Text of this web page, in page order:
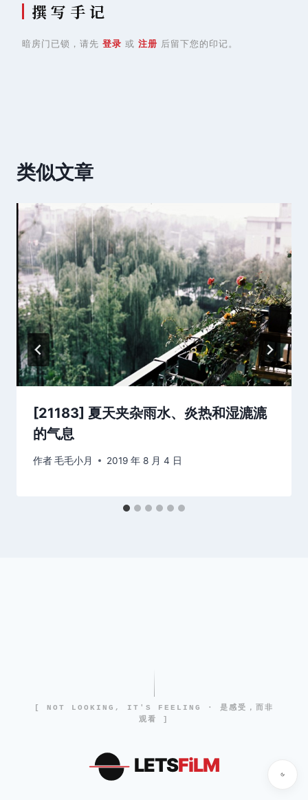
撰 写 手 记
暗房门已锁，请先 登录 或 注册 后留下您的印记。
类似文章
[21183] 夏天夹杂雨水、炎热和湿漉漉
的气息
作者毛毛小月 2019 年 8 月 4 日
[ NOT LOOKING, IT'S FEELING · 是感受，而非
观看 ]
LETSFiLM